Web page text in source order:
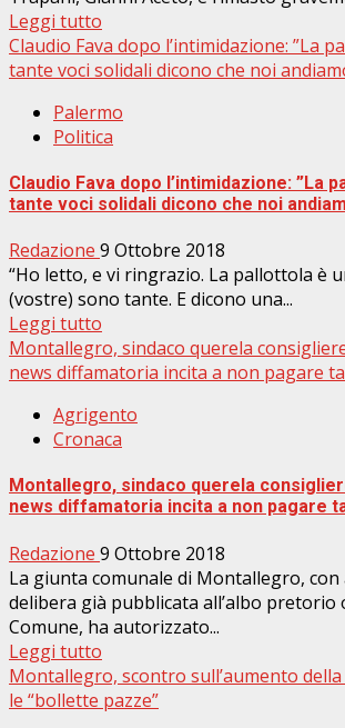
Leggi tutto
Claudio Fava dopo l’intimidazione: ”La
tante voci solidali dicono che noi
Palermo
Politica
Claudio Fava dopo l’intimidazione: ”La
tante voci solidali dicono che noi
Redazione 9 Ottobre 2018
“Ho letto, e vi ringrazio. La pallottola è
(vostre) sono tante. E dicono una...
Leggi tutto
Montallegro, sindaco querela
news diffamatoria incita a non pagare
Agrigento
Cronaca
Montallegro, sindaco querela
news diffamatoria incita a non pagare
Redazione 9 Ottobre 2018
La giunta comunale di Montallegro,
delibera già pubblicata all’albo pretorio
Comune, ha autorizzato...
Leggi tutto
Montallegro, scontro sull’aumento
le “bollette pazze”